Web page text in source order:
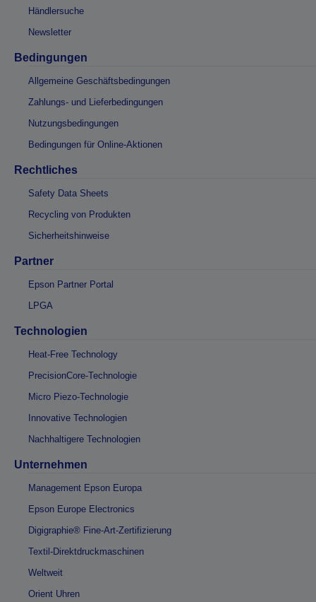
Händlersuche
Newsletter
Bedingungen
Allgemeine Geschäftsbedingungen
Zahlungs- und Lieferbedingungen
Nutzungsbedingungen
Bedingungen für Online-Aktionen
Rechtliches
Safety Data Sheets
Recycling von Produkten
Sicherheitshinweise
Partner
Epson Partner Portal
LPGA
Technologien
Heat-Free Technology
PrecisionCore-Technologie
Micro Piezo-Technologie
Innovative Technologien
Nachhaltigere Technologien
Unternehmen
Management Epson Europa
Epson Europe Electronics
Digigraphie® Fine-Art-Zertifizierung
Textil-Direktdruckmaschinen
Weltweit
Orient Uhren